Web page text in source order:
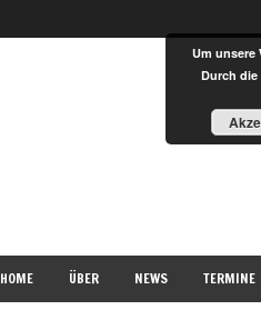
HOME ÜBER NEWS TERMINE
Um unsere
Durch die